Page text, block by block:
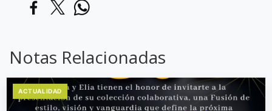
Notas Relacionadas
ACTUALIDAD